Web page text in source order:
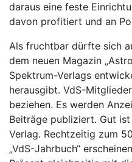
daraus eine feste
davon profitiert und an
Als fruchtbar dürfte sich
dem neuen Magazin
Spektrum-Verlags
herausgibt. VdS-
beziehen. Es werden
Beiträge publiziert. Gut
Verlag. Rechtzeitig zum
„VdS-Jahrbuch“